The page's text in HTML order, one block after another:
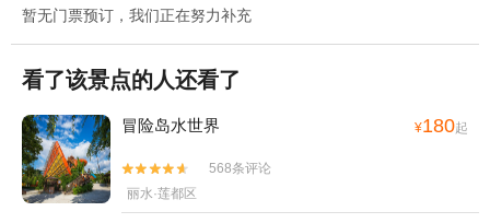
暂无门票预订，我们正在努力补充
看了该景点的人还看了
冒险岛水世界 ¥180起


568条评论
丽水·莲都区